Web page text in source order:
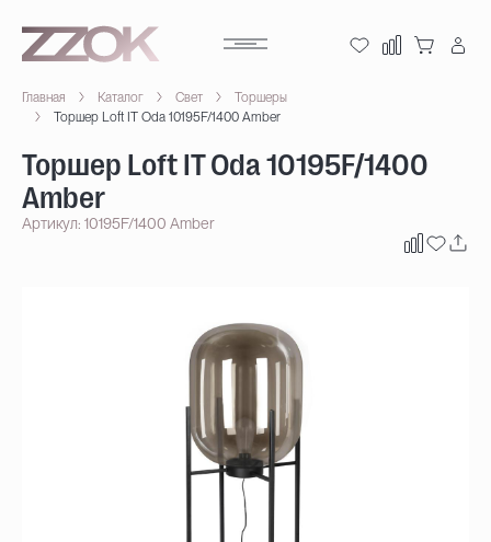
Главная Каталог Свет
Торшеры
Торшер Loft IT Oda 10195F/1400 Amber
Торшер Loft IT Oda 10195F/1400
Amber
Артикул: 10195F/1400 Amber